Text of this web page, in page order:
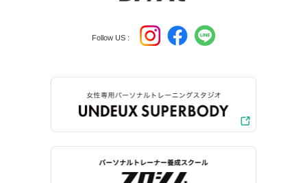
Follow US :